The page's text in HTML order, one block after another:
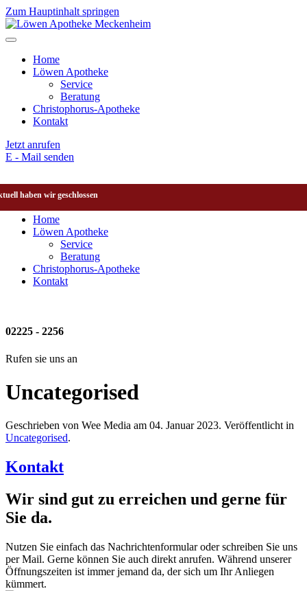
Zum Hauptinhalt springen
Home
Löwen Apotheke
Service
Beratung
Christophorus-Apotheke
Kontakt
Jetzt anrufen
E - Mail senden
haben wir geschlossen
Home
Löwen Apotheke
Service
Beratung
Christophorus-Apotheke
Kontakt
02225 - 2256
Rufen sie uns an
Uncategorised
Geschrieben von Wee Media am 04. Januar 2023. Veröffentlicht in
Uncategorised.
Kontakt
Wir sind gut zu erreichen und gerne für
Sie da.
Nutzen Sie einfach das Nachrichtenformular oder schreiben Sie uns
per Mail. Gerne können Sie auch direkt anrufen. Während unserer
Öffnungszeiten ist immer jemand da, der sich um Ihr Anliegen
kümmert.